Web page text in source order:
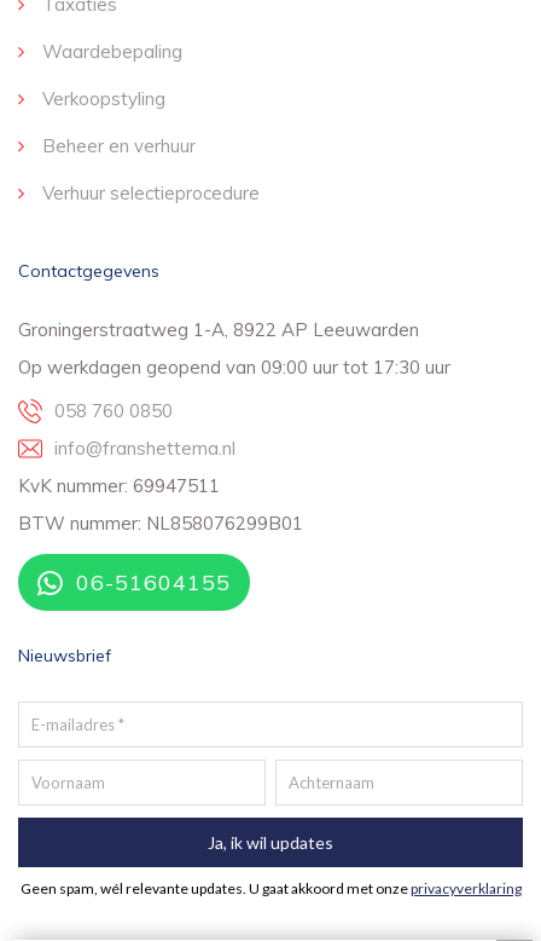
Waardebepaling
Verkoopstyling
Beheer en verhuur
Verhuur selectieprocedure
Contactgegevens
Groningerstraatweg 1-A, 8922 AP Leeuwarden
Op werkdagen geopend van 09:00 uur tot 17:30 uur
058 760 0850
info@franshettema.nl
KvK nummer: 69947511
BTW nummer: NL858076299B01
06-51604155
Nieuwsbrief